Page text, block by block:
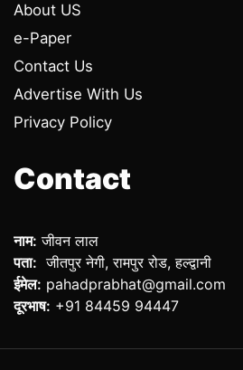
About US
e-Paper
Contact Us
Advertise With Us
Privacy Policy
Contact
नाम: जीवन लाल
पता: जीतपुर नेगी, रामपुर रोड, हल्द्वानी
ईमेल: pahadprabhat@gmail.com
दूरभाष: +91 84459 94447